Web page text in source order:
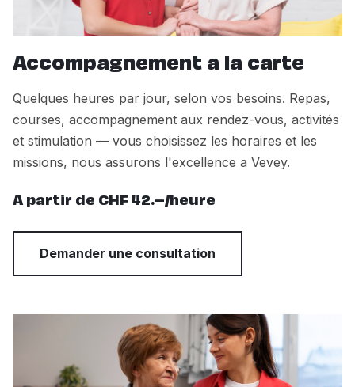
Accompagnement a la carte
Quelques heures par jour, selon vos besoins. Repas,
courses, accompagnement aux rendez-vous, activités
et stimulation — vous choisissez les horaires et les
missions, nous assurons l'excellence a Vevey.
A partir de CHF 42.–/heure
Demander une consultation